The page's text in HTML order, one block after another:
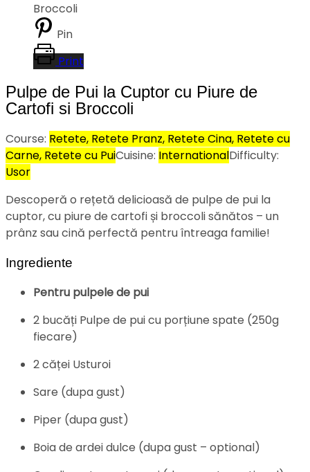
Pin
Print
Pulpe de Pui la Cuptor cu Piure de
Cartofi si Broccoli
Course: Retete, Retete Pranz, Retete Cina, Retete cu
Carne, Retete cu PuiCuisine: InternationalDifficulty:
Usor
Descoperă o rețetă delicioasă de pulpe de pui la
cuptor, cu piure de cartofi și broccoli sănătos – un
prânz sau cină perfectă pentru întreaga familie!
Ingrediente
Pentru pulpele de pui
2 bucăți Pulpe de pui cu porțiune spate (250g
fiecare)
2 căței Usturoi
Sare (dupa gust)
Piper (dupa gust)
Boia de ardei dulce (dupa gust – optional)